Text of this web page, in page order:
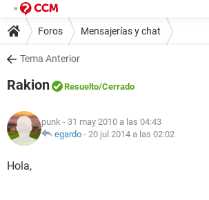
Foros Mensajerías y chat
Tema Anterior
Rakion Resuelto/Cerrado
punk - 31 may 2010 a las 04:43
egardo - 20 jul 2014 a las 02:02
Hola,